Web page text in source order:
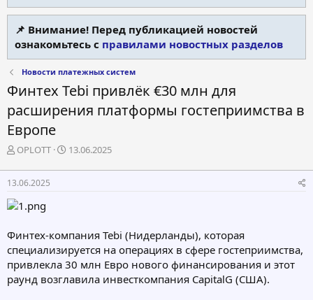
📌 Внимание! Перед публикацией новостей
ознакомьтесь с правилами новостных разделов
Новости платежных систем
Финтех Tebi привлёк €30 млн для
расширения платформы гостеприимства в
Европе
А
т
о
р
т
м
ы
OPLOTT
Д
т
а
л
а
13.06.2025
13.06.2025
Финтех-компания Tebi (Нидерланды), которая
специализируется на операциях в сфере гостеприимства,
привлекла 30 млн Евро нового финансирования и этот
раунд возглавила инвесткомпания CapitalG (США).